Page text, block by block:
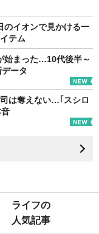
のイオンで見かける一
テム
始まった…10代後半～
ータ
は奪えない…｢スシロ
ライフの
人気記事